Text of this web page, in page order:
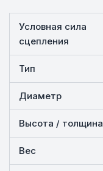
Условная сила
сцепления
Тип
Диаметр
Высота / толщина
Вес